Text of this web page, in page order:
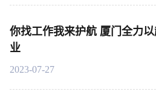
你找工作我来护航 厦门全力
业
2023-07-27